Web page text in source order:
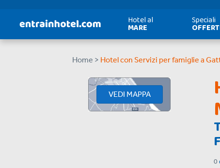
Hotel al
MARE
Speciali
Home > Hotel con Servizi per famiglie a
VEDI MAPPA
0